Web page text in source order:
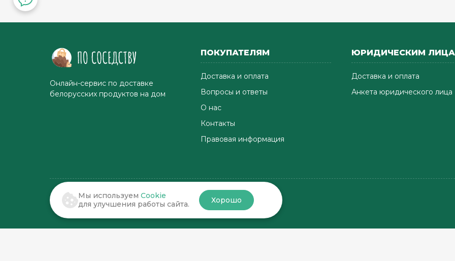
Онлайн-сервис по доставке
белорусских продуктов на дом
ПОКУПАТЕЛЯМ
Доставка и оплата
Вопросы и ответы
О нас
Контакты
Правовая информация
ЮРИДИЧЕСКИМ
Доставка и оплата
Анкета юридического лица
© 2022-2026 . По соседству
Мы используем Cookie
для улучшения работы сайта.
Хорошо